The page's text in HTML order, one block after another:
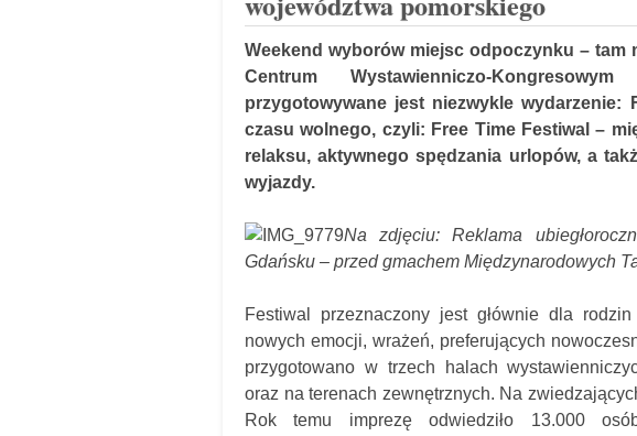
Weekend wyborów miejsc odpoczynku – tam
Centrum Wystawienniczo-
przygotowywane jest niezwykle wydarzenie:
czasu wolnego, czyli: Free Time Festiwal –
relaksu, aktywnego spędzania urlopów, a
wyjazdy.
Na zdjęciu: Reklama
Gdańsku – przed gmachem Międzynarodowych
Festiwal przeznaczony jest głównie dla
nowych emocji, wrażeń, preferujących
przygotowano w trzech halach
oraz na terenach zewnętrznych. Na
Rok temu imprezę odwiedziło 13.000